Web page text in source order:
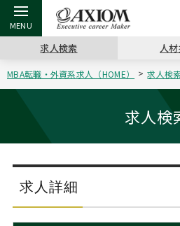
戻る
アクシアムの特長
サービス案内
コンサルタントの紹介
戻る
キャリア支援 TOP
キャリアデザイン講座
（最新求人市場動向）
ステージ別アドバイス
戻る
転職ツール TOP
英文レジュメの書き方
職務経歴書の書き方
戻る
転職コラム TOP
“展”職相談室
転職市場の明日をよめ
戻る
イベント・セミナー TOP
ジョブフェア
キャリアデザインセミナー
戻る
会社概要 TOP
沿革
主なクライアント
求人検索 人
MBA転職・外資系求人（HOME） 求人検
求人検
求人詳細